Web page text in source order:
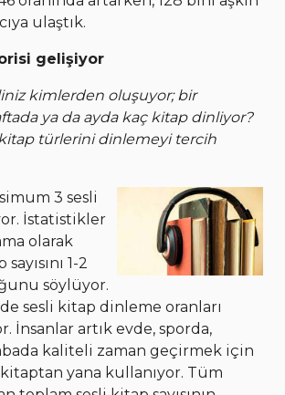
ulaştık.
gelişiyor
kimlerden oluşuyor; bir
ya da ayda kaç kitap dinliyor?
türlerini dinlemeyi tercih
3 sesli
İstatistikler
olarak
1-2
söylüyor.
sesli kitap dinleme oranları
İnsanlar artık evde, sporda,
kaliteli zaman geçirmek için
yana kullanıyor. Tüm